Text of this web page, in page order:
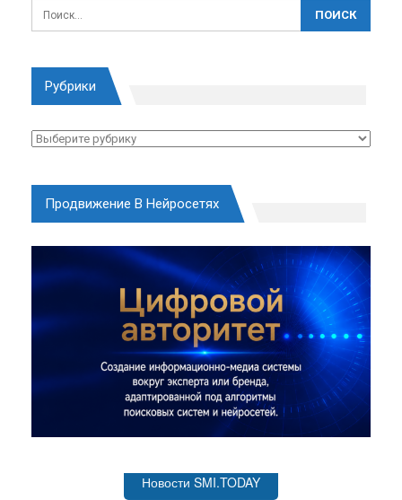
Рубрики
Рубрики
Продвижение В Нейросетях